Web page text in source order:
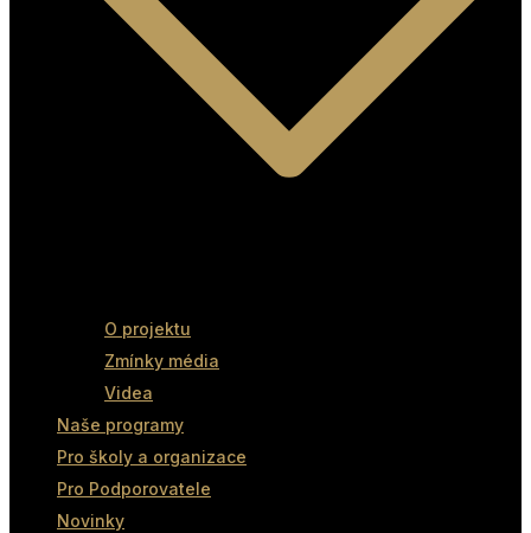
O projektu
Zmínky média
Videa
Naše programy
Pro školy a organizace
Pro Podporovatele
Novinky